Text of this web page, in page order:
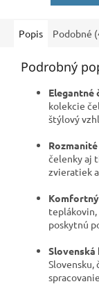
Popis Podobné
Podrobný
Elegantné
kolekcie
štýlový
čelenky aj
zvieratiek
teplákovin,
poskytnú
Slovensku,